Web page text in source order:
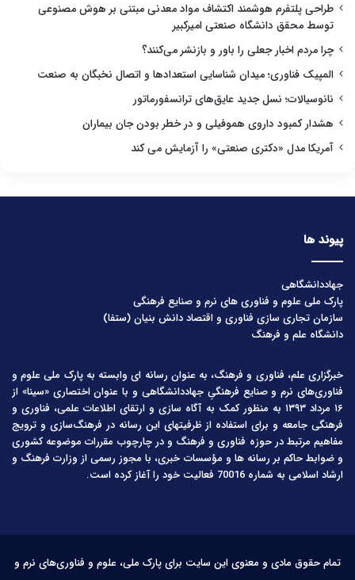
طراحی پلتفرم هوشمند اکتشاف مواد معدنی مبتنی بر هوش مصنوعی
توسط محقق دانشگاه صنعتی امیرکبیر
چرا مردم اخبار جعلی را باور و بازنشر می‌کنند؟
المپیک فناوری؛ میدان شناسایی استعدادها و اتصال نخبگان به صنعت
نانوسیالات؛ نسل جدید عایق‌های ترانسفورماتور
هشدار کمبود داروی هموفیلی و در خطر بودن جان بیماران
آمریکا مدل «دکتری صنعتی» را آزمایش می کند
پیوند ها
جهاددانشگاهی
پارک ملی علوم و فناوری های نرم و صنایع فرهنگی
سازمان تجاری سازی فناوری و اقتصاد دانش بنیان (ستفا)
دانشگاه علم و فرهنگ
خبرگزاری علم، فناوری و فرهنگ، به عنوان رسانه ای وابسته به پارک ملی علوم و
فناوری‌های نرم و صنایع فرهنگیِ جهاددانشگاهی و با عنوان اختصاری «سینا» از
۱۶ مرداد ۱۳۹۳ به منظور کمک به آگاه سازی و ارتقای اطلاعات علمی، فناوری و
فرهنگی جامعه و برای استفاده از ظرفیتهای این رسانه در فرهنگ‌سازی و ترویج
مفاهیم مرتبط در حوزه فناوری و فرهنگ و در چارچوب مقررات موضوعه کشوری
و ضوابط حاکم بر رسانه ها و مؤسسات خبری، با مجوز رسمی از وزارت فرهنگ و
ارشاد اسلامی به شماره 70016 فعالیت خود را آغاز کرده است.
تمام حقوق مادی و معنوی این سایت برای پارک ملی، علوم و فناوری‌های نرم و